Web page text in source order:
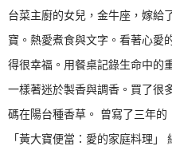
台菜主廚的女兒，金牛座，嫁給
寶。熱愛煮食與文字。看著心愛
得很幸福。用餐桌記錄生命中的
一樣著迷於製香與調香。買了很
碼在陽台種香草。 曾寫了三年
「黃大寶便當：愛的家庭料理」